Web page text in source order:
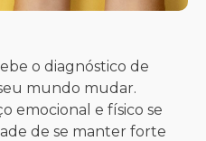
o diagnóstico de
mundo mudar.
emocional e físico se
de se manter forte